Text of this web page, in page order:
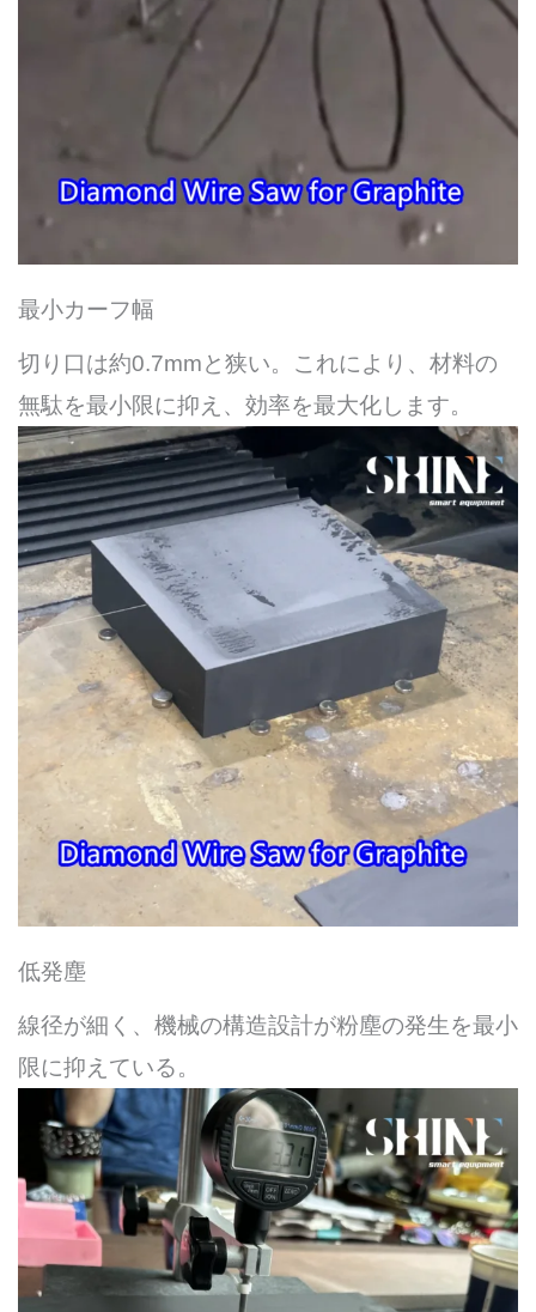
最小カーフ幅
切り口は約0.7mmと狭い。これにより、材料の
無駄を最小限に抑え、効率を最大化します。
低発塵
線径が細く、機械の構造設計が粉塵の発生を最小
限に抑えている。